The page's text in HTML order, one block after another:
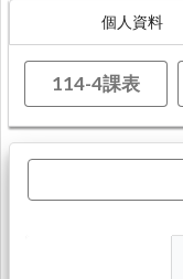
個人資料
114-4課表